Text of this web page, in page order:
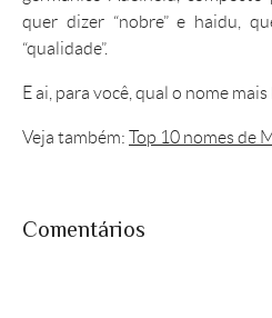
quer dizer “nobre” e haidu,
“qualidade”.
E ai, para você, qual o nome
Veja também: Top 10 nomes de
Comentários